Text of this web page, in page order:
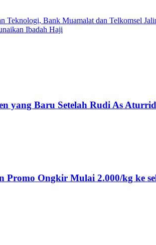
Teknologi, Bank Muamalat dan Telkomsel
Ibadah Haji
yang Baru Setelah Rudi As
Promo Ongkir Mulai 2.000/kg ke